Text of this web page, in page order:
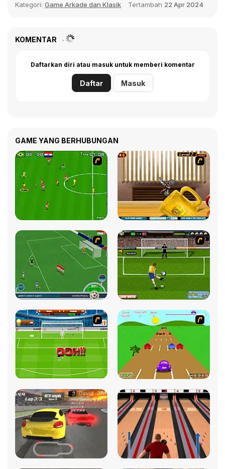
Kategori: Game Arkade dan Klasik Tertambah 22 Apr 2024
KOMENTAR
Daftarkan diri atau masuk untuk memberi komentar
Daftar Masuk
GAME YANG BERHUBUNGAN